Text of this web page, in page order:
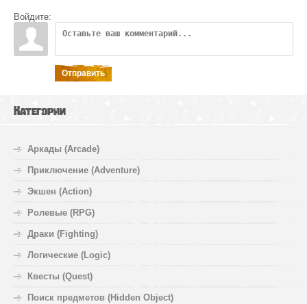
Войдите:
Отправить
Категории
Аркады (Arcade)
Приключение (Adventure)
Экшен (Action)
Ролевые (RPG)
Драки (Fighting)
Логические (Logic)
Квесты (Quest)
Поиск предметов (Hidden Object)